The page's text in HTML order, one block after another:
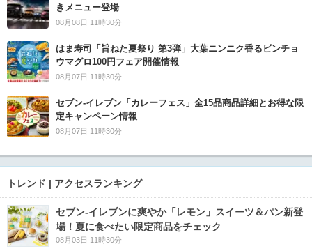
きメニュー登場
08月08日 11時30分
はま寿司「旨ねた夏祭り 第3弾」大葉ニンニク香るビンチョ
ウマグロ100円フェア開催情報
08月07日 11時30分
セブン‐イレブン「カレーフェス」全15品商品詳細とお得な限
定キャンペーン情報
08月07日 11時30分
トレンド | アクセスランキング
セブン‐イレブンに爽やか「レモン」スイーツ＆パン新登
場！夏に食べたい限定商品をチェック
08月03日 11時30分